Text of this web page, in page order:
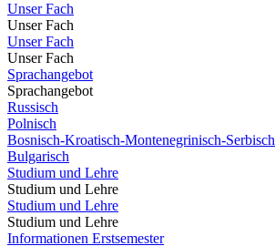
Unser Fach
Unser Fach
Unser Fach
Unser Fach
Sprachangebot
Sprachangebot
Russisch
Polnisch
Bosnisch-Kroatisch-Montenegrinisch-Serbisch
Bulgarisch
Studium und Lehre
Studium und Lehre
Studium und Lehre
Studium und Lehre
Informationen Erstsemester